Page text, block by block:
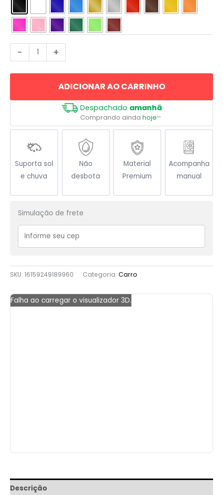
-
Good
Game
+
ADICIONAR AO CARRINHO
Despachado amanhã
Comprando ainda hoje**
Suporta sol
e chuva
Não
desbota
Material
Premium
Acompanha
manual
Simulação de frete
SKU: 16159249189960 Categoria: Carro
Falha ao carregar o visualizador 3D.
Descrição